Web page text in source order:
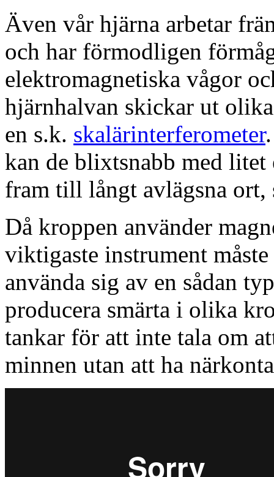
Även vår hjärna arbetar
och har förmodligen
elektromagnetiska vågor
hjärnhalvan skickar ut
en s.k. skalärinterferometer
kan de blixtsnabb med
fram till långt avlägsna ort,
Då kroppen använder
viktigaste instrument
använda sig av en sådan
producera smärta i olika
tankar för att inte tala om
minnen utan att ha